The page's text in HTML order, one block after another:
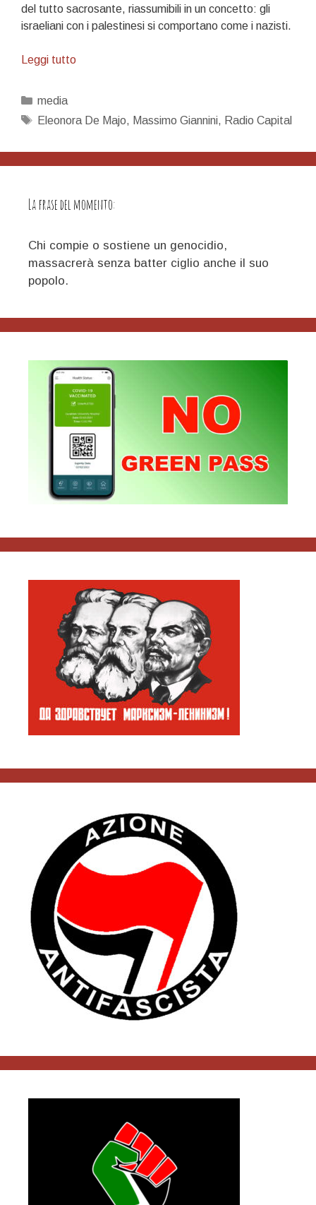
del tutto sacrosante, riassumibili in un concetto: gli
israeliani con i palestinesi si comportano come i nazisti.
Leggi tuttoGiannini
Categorie
media
Tag
Eleonora De Majo, Massimo Giannini, Radio Capital
La frase del momento:
Chi compie o sostiene un genocidio,
massacrerà senza batter ciglio anche il suo
popolo.